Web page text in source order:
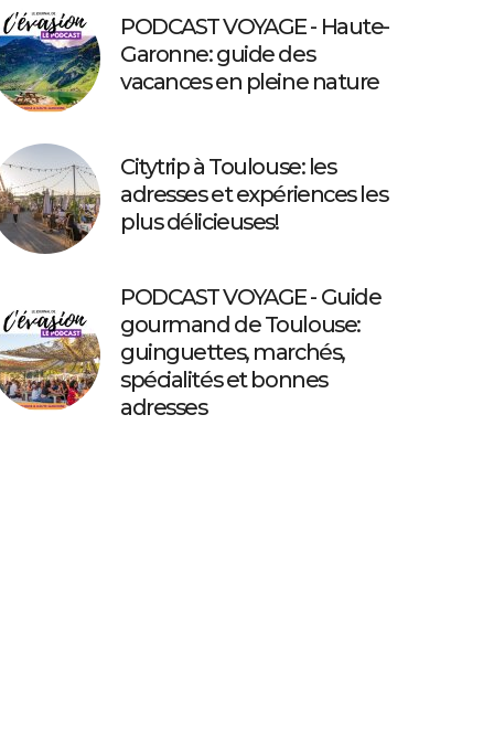
PODCAST VOYAGE - Haute-
Garonne: guide des
vacances en pleine nature
Citytrip à Toulouse: les
adresses et expériences les
plus délicieuses!
PODCAST VOYAGE - Guide
gourmand de Toulouse:
guinguettes, marchés,
spécialités et bonnes
adresses